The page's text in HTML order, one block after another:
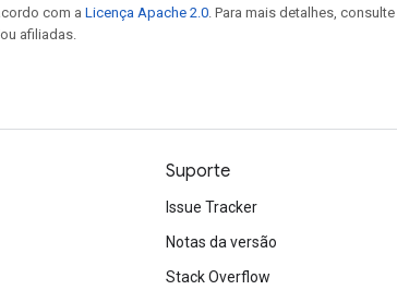
com a Licença Apache 2.0 . Para mais detalhes,
afiliadas.
Suporte
Issue Tracker
Notas da versão
Stack Overflow